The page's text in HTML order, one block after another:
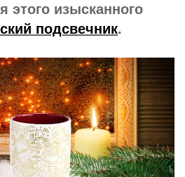
этого изысканного
подсвечник.